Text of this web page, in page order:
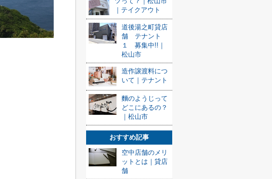
｜テイクアウト
道後湯之町貸店
舗 テナント
１ 募集中!!｜
松山市
造作譲渡料につ
いて｜テナント
麵のようじって
どこにあるの？
｜松山市
おすすめ記事
空中店舗のメリ
ットとは｜貸店
舗